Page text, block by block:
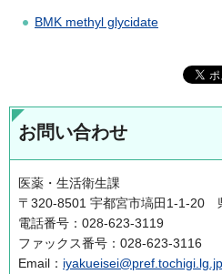
BMK methyl glycidate
お問い合わせ
医薬・生活衛生課
〒320-8501 宇都宮市塙田1-1-20
電話番号：028-623-3119
ファックス番号：028-623-3116
Email： iyakueisei@pref.tochigi.lg.jp